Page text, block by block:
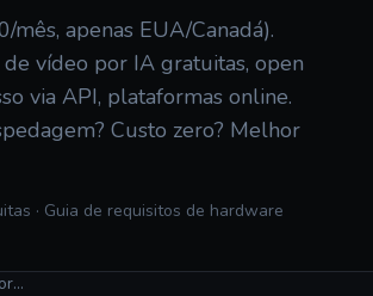
apenas EUA/Canadá).
vídeo por IA gratuitas, open
via API, plataformas online.
Custo zero? Melhor
· Guia de requisitos de hardware